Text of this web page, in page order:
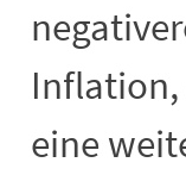
Inflation,
eine